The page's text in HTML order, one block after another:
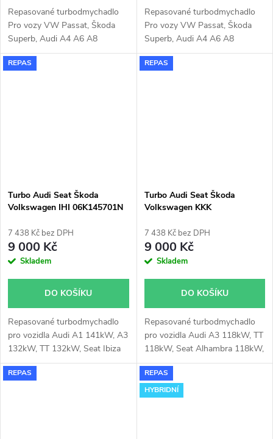
Repasované turbodmychadlo
Pro vozy VW Passat, Škoda
Superb, Audi A4 A6 A8
2.5TDi 2,5TDi 110KW AKN
AFB
Repasované turbodmychadlo
Pro vozy VW Passat, Škoda
Superb, Audi A4 A6 A8
2.5TDi 2,5TDi 114KW, 120KW,
132KW AKE, BAU aj.
REPAS
Turbo Audi Seat Škoda
Volkswagen IHI 06K145701N
7 438 Kč bez DPH
9 000 Kč
Skladem
DO KOŠÍKU
Repasované turbodmychadlo
pro vozidla Audi A1 141kW, A3
132kW, TT 132kW, Seat Ibiza
141kW, Leon 132kW, VW Golf
132kW, Passat 132kW, Polo
REPAS
Turbo Audi Seat Škoda
Volkswagen KKK
112kW 118kW
7 438 Kč bez DPH
9 000 Kč
Skladem
DO KOŠÍKU
Repasované turbodmychadlo
pro vozidla Audi A3 118kW, TT
118kW, Seat Alhambra 118kW,
Altea 118kW, Leon 118kW,
Toledo 118kW, VW CC 118kW,
Golf 118kW, Passat 112kW
REPAS
REPAS
HYBRIDNÍ